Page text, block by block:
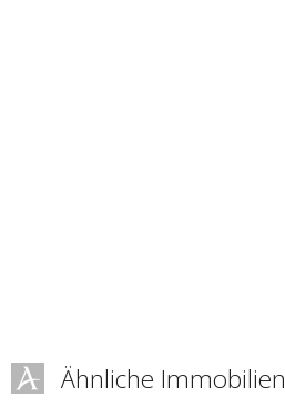
Ähnliche Immobilien